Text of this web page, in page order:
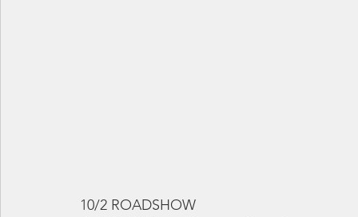
10/2 ROADSHOW